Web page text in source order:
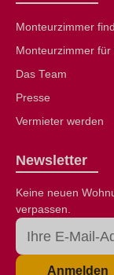
Monteurzimmer
Monteurzimmer
Das Team
Presse
Vermieter werden
Newsletter
Keine neuen
verpassen.
Anmelden